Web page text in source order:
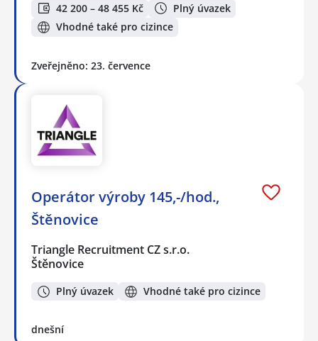
42 200 – 48 455 Kč
Plný úvazek
Vhodné také pro cizince
Zveřejněno: 23. července
Operátor výroby 145,-/hod.,
Štěnovice
Triangle Recruitment CZ s.r.o.
Štěnovice
Plný úvazek Vhodné také pro cizince
dnešní